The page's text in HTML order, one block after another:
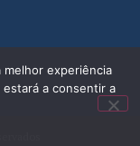
experiência
a consentir a